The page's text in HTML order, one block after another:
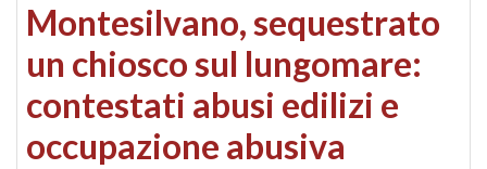
Montesilvano, sequestrato
un chiosco sul lungomare:
contestati abusi edilizi e
occupazione abusiva